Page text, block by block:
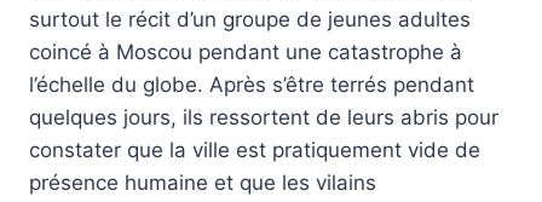
surtout le récit d’un groupe de jeunes adultes
coincé à Moscou pendant une catastrophe à
l’échelle du globe. Après s’être terrés pendant
quelques jours, ils ressortent de leurs abris pour
constater que la ville est pratiquement vide de
présence humaine et que les vilains